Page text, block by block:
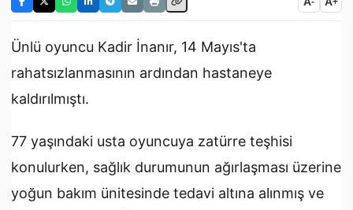
Ünlü oyuncu Kadir İnanır, 14 Mayıs'ta
rahatsızlanmasının ardından hastaneye
kaldırılmıştı.
77 yaşındaki usta oyuncuya zatürre teşhisi
konulurken, sağlık durumunun ağırlaşması üzerine
yoğun bakım ünitesinde tedavi altına alınmış ve